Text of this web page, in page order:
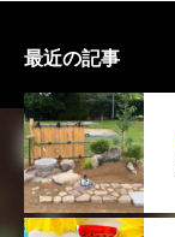
最近の記事